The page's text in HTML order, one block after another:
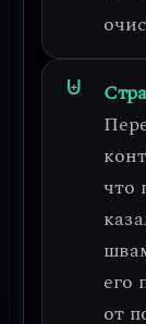
что
его
от